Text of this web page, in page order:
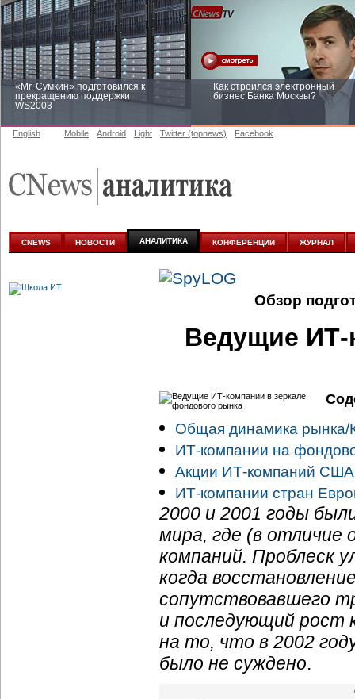
«Mr. Сумкин» подготовился к
прекращению поддержки
WS2003
Как строился электронный
бизнес Банка Москвы?
аналитике
English Mobile Android Light Twitter (topnews) Facebook
CNEWS НОВОСТИ АНАЛИТИКА КОНФЕРЕНЦИИ ЖУРНАЛ
Обзор
Ведущие ИТ-
Общая динамика рынка/
ИТ-компании на
Акции ИТ-компаний США
ИТ-компании стран
2000 и 2001 годы
мира, где (в отличие
компаний. Проблеск
когда
сопутствовавшего
и последующий рост
на то, что в 2002
было не суждено.